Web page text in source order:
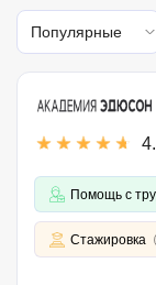
Популярные
Помощь с
Стажировка